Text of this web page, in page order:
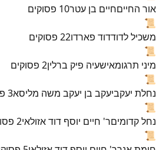
אור החייםחיים בן עטר10 פסוקים
📜
משכיל לדודדוד פארדו22 פסוקים
📜
מיני תרגומאישעיה פיק ברלין2 פסוקים
📜
נחלת יעקביעקב בן יעקב משה מליסא3
📜
נחל קדומיםר' חיים יוסף דוד אזולאי2
📜